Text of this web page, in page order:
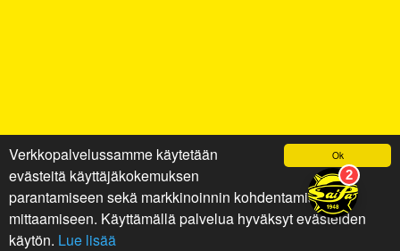
Ok
Verkkopalvelussamme käytetään
evästeitä käyttäjäkokemuksen
parantamiseen sekä markkinoinnin kohdentamiseen ja
mittaamiseen. Käyttämällä palvelua hyväksyt evästeiden
käytön. Lue lisää